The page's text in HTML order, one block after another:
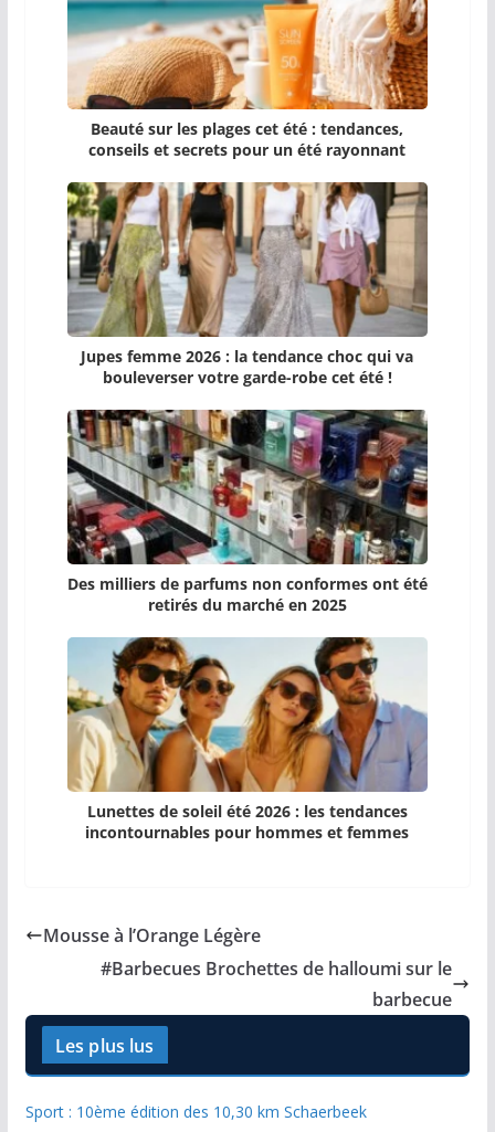
Beauté sur les plages cet été : tendances,
conseils et secrets pour un été rayonnant
Jupes femme 2026 : la tendance choc qui va
bouleverser votre garde-robe cet été !
Des milliers de parfums non conformes ont été
retirés du marché en 2025
Lunettes de soleil été 2026 : les tendances
incontournables pour hommes et femmes
Mousse à l’Orange Légère
#Barbecues Brochettes de halloumi sur le
barbecue
Les plus lus
Sport : 10ème édition des 10,30 km Schaerbeek